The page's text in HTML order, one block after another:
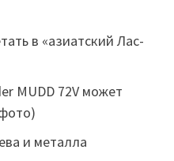
в «азиатский Лас-
MUDD 72V может
и металла